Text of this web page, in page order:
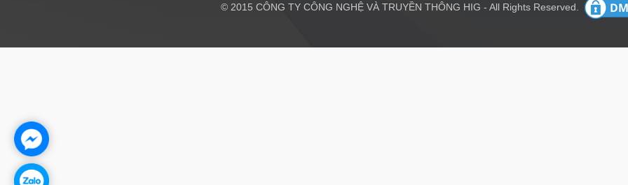
© 2015 CÔNG TY CÔNG NGHỆ VÀ TRUYỀN THÔNG HIG - All Rights Reserved.